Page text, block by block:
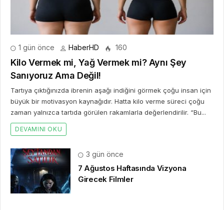
1 gün önce HaberHD 160
Kilo Vermek mi, Yağ Vermek mi? Aynı Şey
Sanıyoruz Ama Değil!
Tartıya çıktığınızda ibrenin aşağı indiğini görmek çoğu insan için
büyük bir motivasyon kaynağıdır. Hatta kilo verme süreci çoğu
zaman yalnızca tartıda görülen rakamlarla değerlendirilir. “Bu...
DEVAMINI OKU
3 gün önce
7 Ağustos Haftasında Vizyona
Girecek Filmler